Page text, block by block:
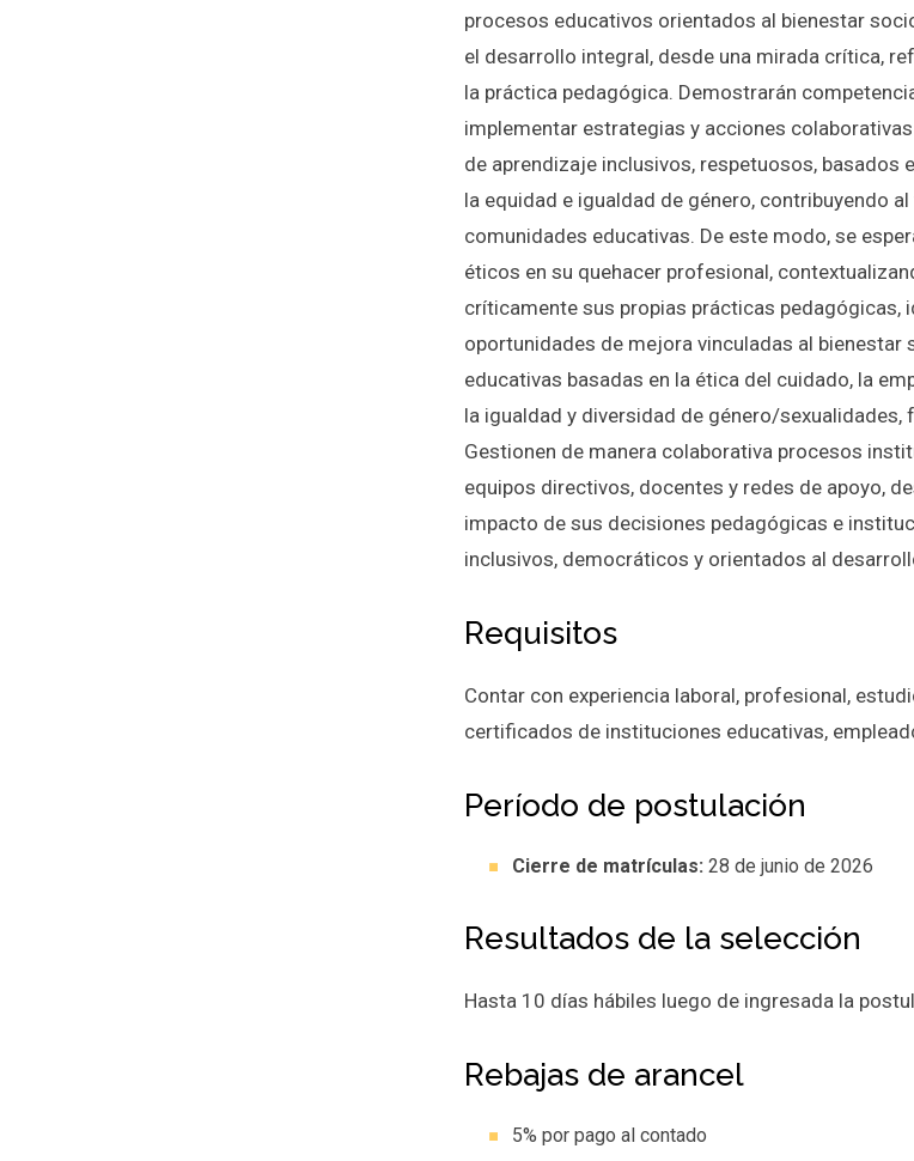
procesos educativos orientados al bienestar
el desarrollo integral, desde una mirada crítica,
la práctica pedagógica. Demostrarán
implementar estrategias y acciones
de aprendizaje inclusivos, respetuosos, basados
la equidad e igualdad de género, contribuyendo
comunidades educativas. De este modo, se
éticos en su quehacer profesional,
críticamente sus propias prácticas pedagógicas,
oportunidades de mejora vinculadas al
educativas basadas en la ética del cuidado, la
la igualdad y diversidad de género/
Gestionen de manera colaborativa procesos
equipos directivos, docentes y redes de apoyo,
impacto de sus decisiones pedagógicas e
inclusivos, democráticos y orientados al
Requisitos
Contar con experiencia laboral, profesional,
certificados de instituciones educativas,
Período de postulación
Cierre de matrículas: 28 de junio de 2026
Resultados de la selección
Hasta 10 días hábiles luego de ingresada la
Rebajas de arancel
5% por pago al contado